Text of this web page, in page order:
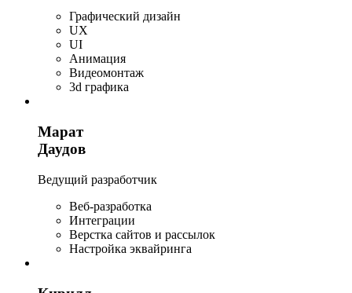
Графический дизайн
UX
UI
Анимация
Видеомонтаж
3d графика
Марат
Даудов
Ведущий разработчик
Веб-разработка
Интеграции
Верстка сайтов и рассылок
Настройка эквайринга